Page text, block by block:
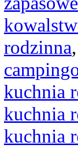
rodzinna,
kuchnia
kuchnia
kuchnia